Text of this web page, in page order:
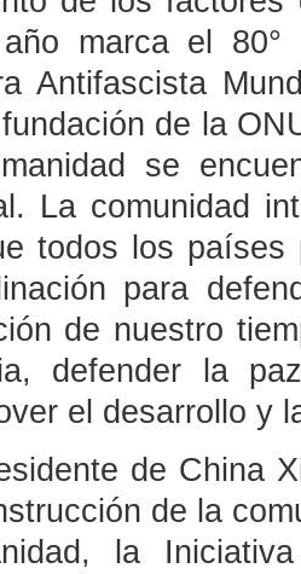
marca el
Antifascista
de la
se
La comunidad
todos los países
para
de nuestro
defender la
el desarrollo y
de China
de la
la